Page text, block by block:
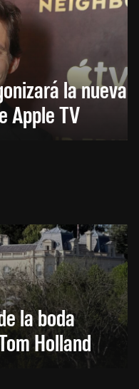
la nueva
Apple TV
la boda
Holland